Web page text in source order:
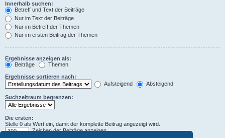
Innerhalb suchen:
Betreff und Text der Beiträge
Nur im Text der Beiträge
Nur im Betreff der Themen
Nur im ersten Beitrag der Themen
Ergebnisse anzeigen als:
Beiträge
Themen
Ergebnisse sortieren nach:
Aufsteigend
Absteigend
Suchzeitraum begrenzen:
Die ersten:
Stelle 0 als Wert ein, damit der komplette Beitrag angezeigt wird.
Zeichen der Beiträge anzeigen